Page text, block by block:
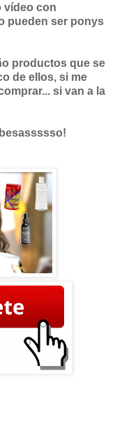
vídeo con
pueden ser ponys
productos que se
de ellos, si me
si van a la